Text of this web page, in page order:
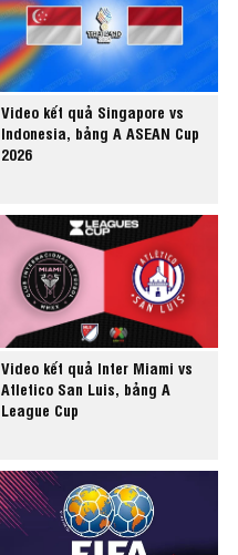
Video kết quả Singapore vs
Indonesia, bảng A ASEAN Cup
2026
Video kết quả Inter Miami vs
Atletico San Luis, bảng A
League Cup